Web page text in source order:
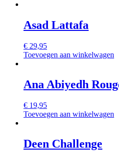
Asad Lattafa
€ 29,95
Toevoegen aan winkelwagen
Ana Abiyedh
€ 19,95
Toevoegen aan winkelwagen
Deen Challenge